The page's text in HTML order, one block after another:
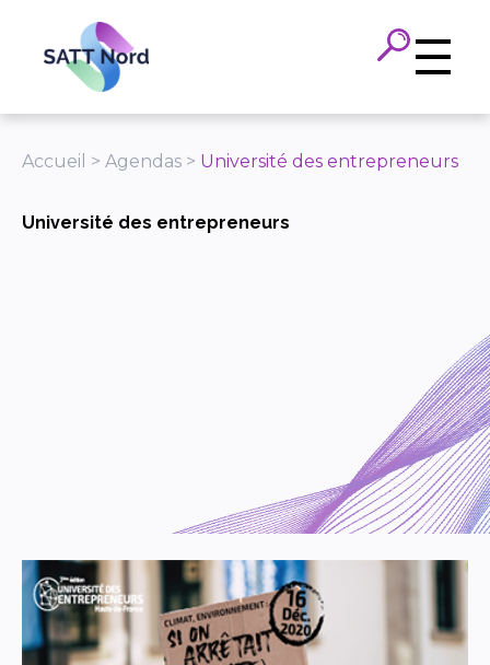
Accueil > Agendas > Université des entrepreneurs
Université des entrepreneurs